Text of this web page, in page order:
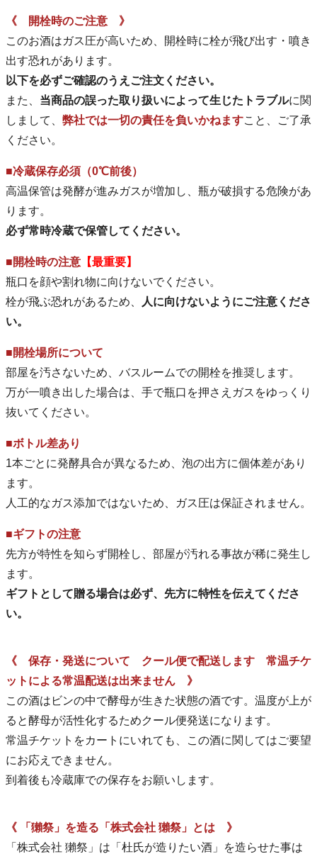
《 開栓時のご注意 》
このお酒はガス圧が高いため、開栓時に栓が飛び出す・噴き
出す恐れがあります。
以下を必ずご確認のうえご注文ください。
また、 当商品の誤った取り扱いによって生じたトラブルに関
しまして、 弊社では一切の責任を負いかねますこと、ご了承
ください。
■冷蔵保存必須（0℃前後）
高温保管は発酵が進みガスが増加し、瓶が破損する危険があ
ります。
必ず常時冷蔵で保管してください。
■開栓時の注意 【最重要】
瓶口を顔や割れ物に向けないでください。
栓が飛ぶ恐れがあるため、
人に向けないようにご注意くださ
い。
■開栓場所について
部屋を汚さないため、バスルームでの開栓を推奨します。
万が一噴き出した場合は、手で瓶口を押さえガスをゆっくり
抜いてください。
■ボトル差あり
1本ごとに発酵具合が異なるため、泡の出方に個体差があり
ます。
人工的なガス添加ではないため、ガス圧は保証されません。
■ギフトの注意
先方が特性を知らず開栓し、部屋が汚れる事故が稀に発生し
ます。
ギフトとして贈る場合は必ず、先方に特性を伝えてくださ
い。
《 保存・発送について クール便で配送します 常温チケ
ットによる常温配送は出来ません 》
この酒はビンの中で酵母が生きた状態の酒です。温度が上が
ると酵母が活性化するためクール便発送になります。
常温チケットをカートにいれても、この酒に関してはご要望
にお応えできません。
到着後も冷蔵庫での保存をお願いします。
《 「獺祭」を造る「株式会社 獺祭」とは 》
「株式会社 獺祭」は「杜氏が造りたい酒」を造らせた事は